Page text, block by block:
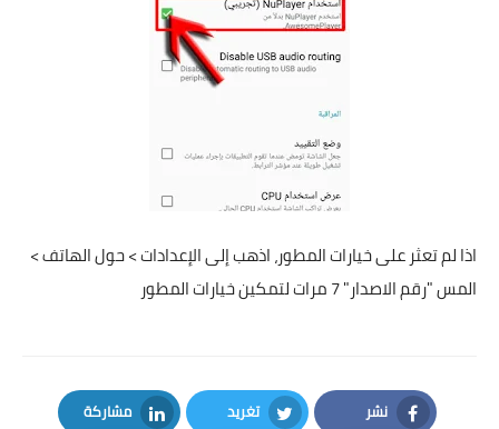
اذا لم تعثرعلى خيارات المطور، اذهب إلى الإعدادات > حول الهاتف >
المس "رقم الاصدار" 7 مرات لتمكين خيارات المطور
نشر تغريد مشاركة